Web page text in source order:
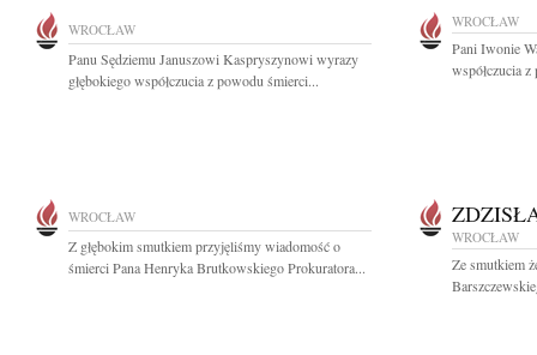
WROCŁAW
Panu Sędziemu Januszowi Kaspryszynowi wyrazy
głębokiego współczucia z powodu śmierci...
WROCŁAW
Pani Iwonie
współczucia
WROCŁAW
Z głębokim smutkiem przyjęliśmy wiadomość o
śmierci Pana Henryka Brutkowskiego Prokuratora...
WROCŁAW
Ze smutkiem